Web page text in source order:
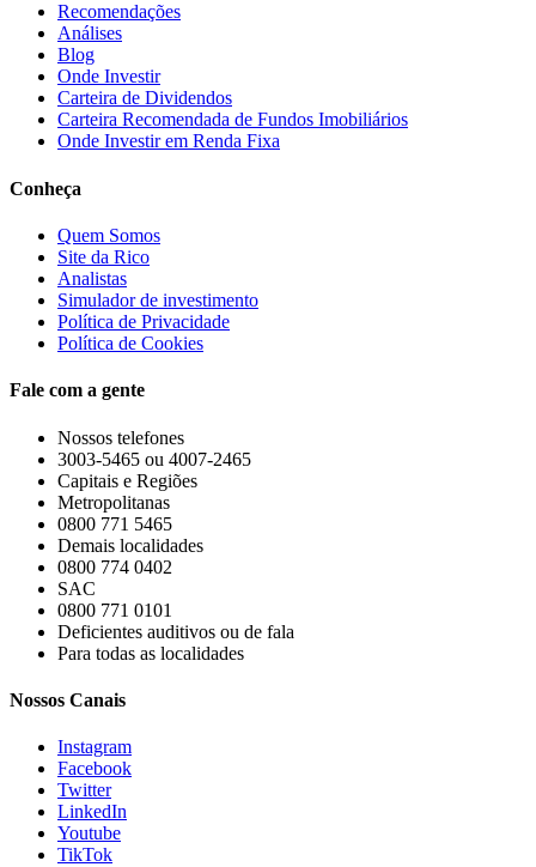
Recomendações
Análises
Blog
Onde Investir
Carteira de Dividendos
Carteira Recomendada de Fundos Imobiliários
Onde Investir em Renda Fixa
Conheça
Quem Somos
Site da Rico
Analistas
Simulador de investimento
Política de Privacidade
Política de Cookies
Fale com a gente
Nossos telefones
3003-5465 ou 4007-2465
Capitais e Regiões
Metropolitanas
0800 771 5465
Demais localidades
0800 774 0402
SAC
0800 771 0101
Deficientes auditivos ou de fala
Para todas as localidades
Nossos Canais
Instagram
Facebook
Twitter
LinkedIn
Youtube
TikTok